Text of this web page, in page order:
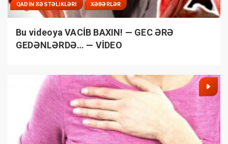
QADIN XƏSTƏLIKLƏRI XƏBƏRLƏR
Bu videoya VACİB BAXIN! — GEC ƏRƏ
GEDƏNLƏRDƏ… — VİDEO